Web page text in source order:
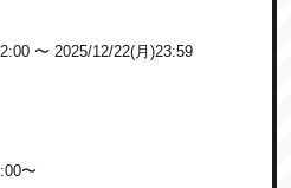
〜 2025/12/22(月)23:59
〜